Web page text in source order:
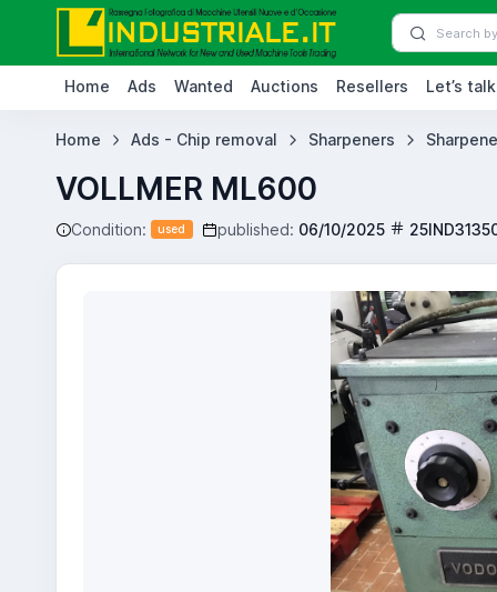
Home Ads Wanted Auctions Resellers Let’s
Home Ads - Chip removal Sharpeners
VOLLMER ML600
Condition: used published: 06/10/2025